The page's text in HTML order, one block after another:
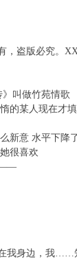
，盗版必究。
叫做竹苑情歌
的某人现在才
新意 水平下降
很喜欢
在我身边，我